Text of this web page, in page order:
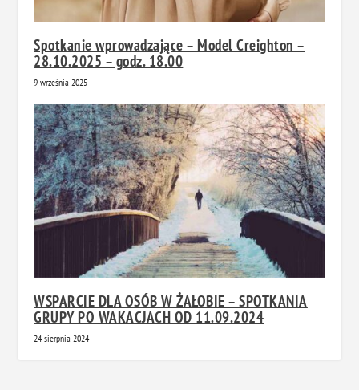
Spotkanie wprowadzające – Model Creighton –
28.10.2025 – godz. 18.00
9 września 2025
WSPARCIE DLA OSÓB W ŻAŁOBIE – SPOTKANIA
GRUPY PO WAKACJACH OD 11.09.2024
24 sierpnia 2024